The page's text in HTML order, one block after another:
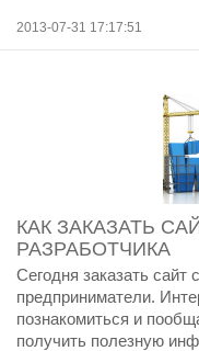
2013-07-31 17:17:51
КАК ЗАКАЗАТЬ
РАЗРАБОТЧИКА
Сегодня заказать сайт
предприниматели.
познакомиться и
получить полезную